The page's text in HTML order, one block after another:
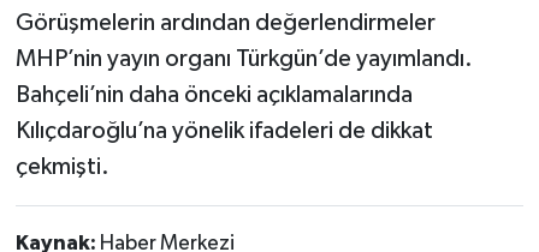
Görüşmelerin ardından değerlendirmeler
MHP’nin yayın organı Türkgün’de yayımlandı.
Bahçeli’nin daha önceki açıklamalarında
Kılıçdaroğlu’na yönelik ifadeleri de dikkat
çekmişti.
Kaynak: Haber Merkezi